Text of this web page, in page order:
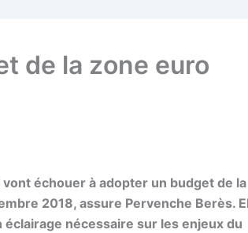
de la zone euro
échouer à adopter un budget de la
2018, assure Pervenche Berès.
nécessaire sur les enjeux du